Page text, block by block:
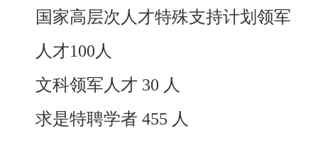
国家高层次人才特殊支持计划领军
人才100 人
文科领军人才 30 人
求是特聘学者 455 人